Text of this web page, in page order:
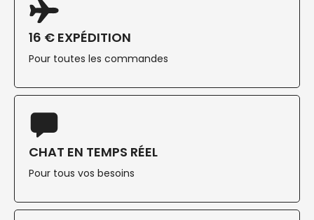
16 € EXPÉDITION
Pour toutes les commandes
CHAT EN TEMPS RÉEL
Pour tous vos besoins